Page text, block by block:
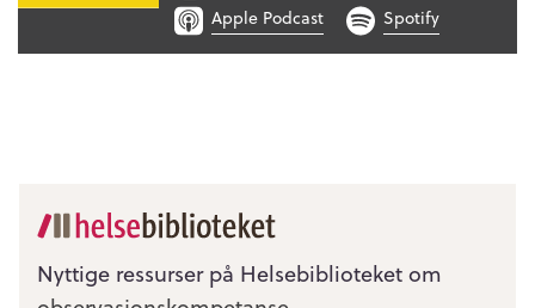
Apple Podcast
Spotify
Nyttige ressurser på Helsebiblioteket om